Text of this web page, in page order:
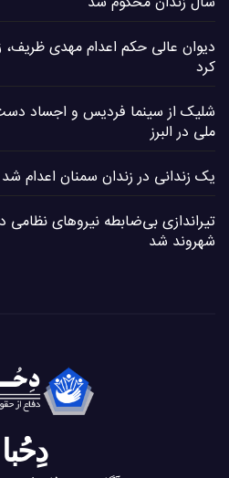
دیوان عالی حکم اعدام مهدی ظریف،
کرد
شلیک از سینما فردیس و اجساد
ملی در البرز
یک زندانی در زندان سمنان اعدام شد
تیراندازی بی‌ضابطه نیروهای
شهروند شد
دِحُبا